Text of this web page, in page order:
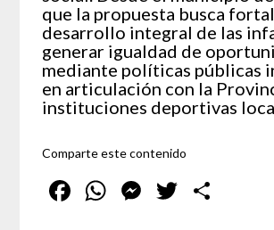
que la propuesta busca
desarrollo integral de las
generar igualdad de
mediante políticas públicas
en articulación con la
instituciones deportivas
Comparte este contenido
Facebook
WhatsApp
Messenger
Twitter